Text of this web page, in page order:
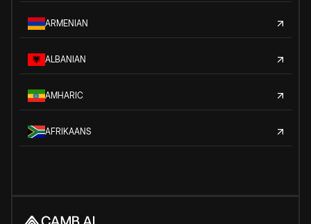
ARMENIAN
ALBANIAN
AMHARIC
AFRIKAANS